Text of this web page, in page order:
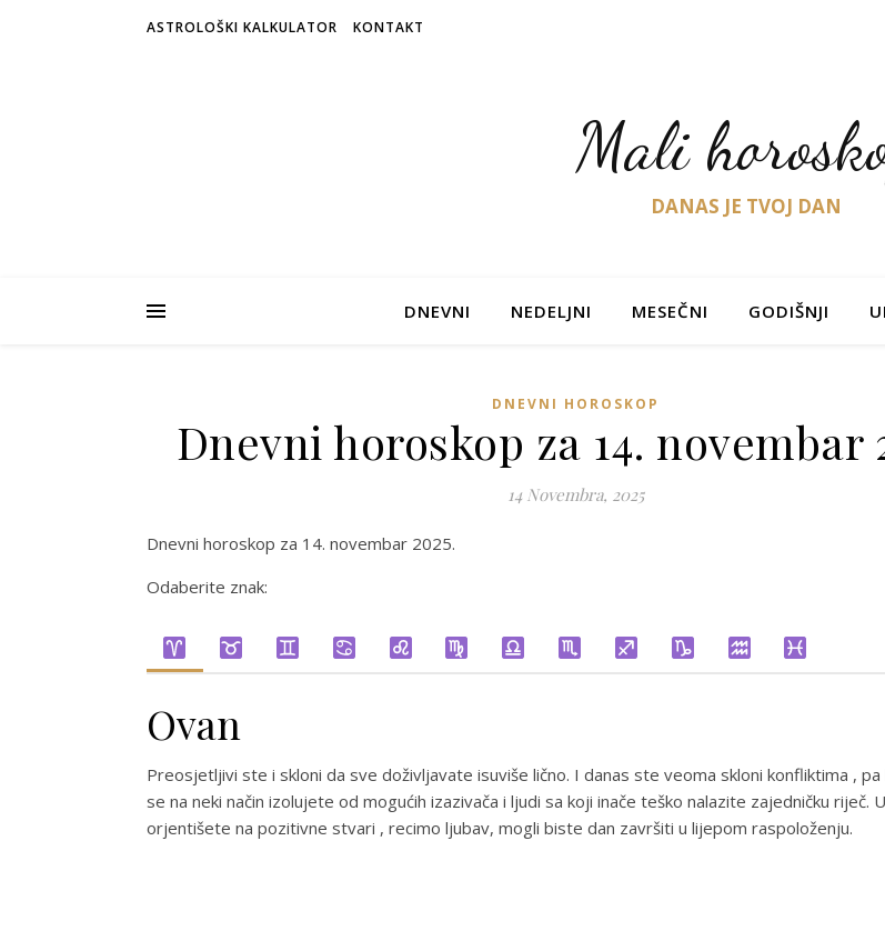
ASTROLOŠKI KALKULATOR KONTAKT
Mali
DANAS JE TVOJ DAN
DNEVNI NEDELJNI MESEČNI GODIŠNJI
DNEVNI HOROSKOP
Dnevni horoskop za 14. novembar
14 Novembra, 2025
Dnevni horoskop za 14. novembar 2025.
Odaberite znak:
Ovan
Preosjetljivi ste i skloni da sve doživljavate isuviše lično. I danas ste veoma skloni konfliktima ,
se na neki način izolujete od mogućih izazivača i ljudi sa koji inače teško nalazite zajedničku riječ.
orjentišete na pozitivne stvari , recimo ljubav, mogli biste dan završiti u lijepom raspoloženju.